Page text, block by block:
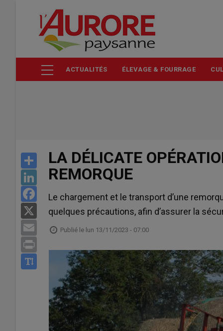
contenu
ACTUALITÉS ÉLEVAGE & FOURRAGE
Share
LinkedIn
Facebook
Email
LA DÉLICATE
REMORQUE
Le chargement et le transport d’une
quelques précautions, afin d’assurer la
Publié le lun 13/11/2023 - 07:00